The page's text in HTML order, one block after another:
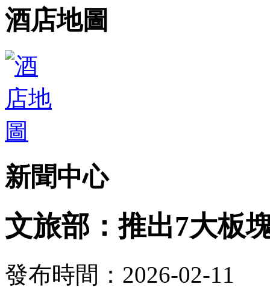
酒店地圖
新聞中心
文旅部：推出7大板
發布時間：2026-02-11